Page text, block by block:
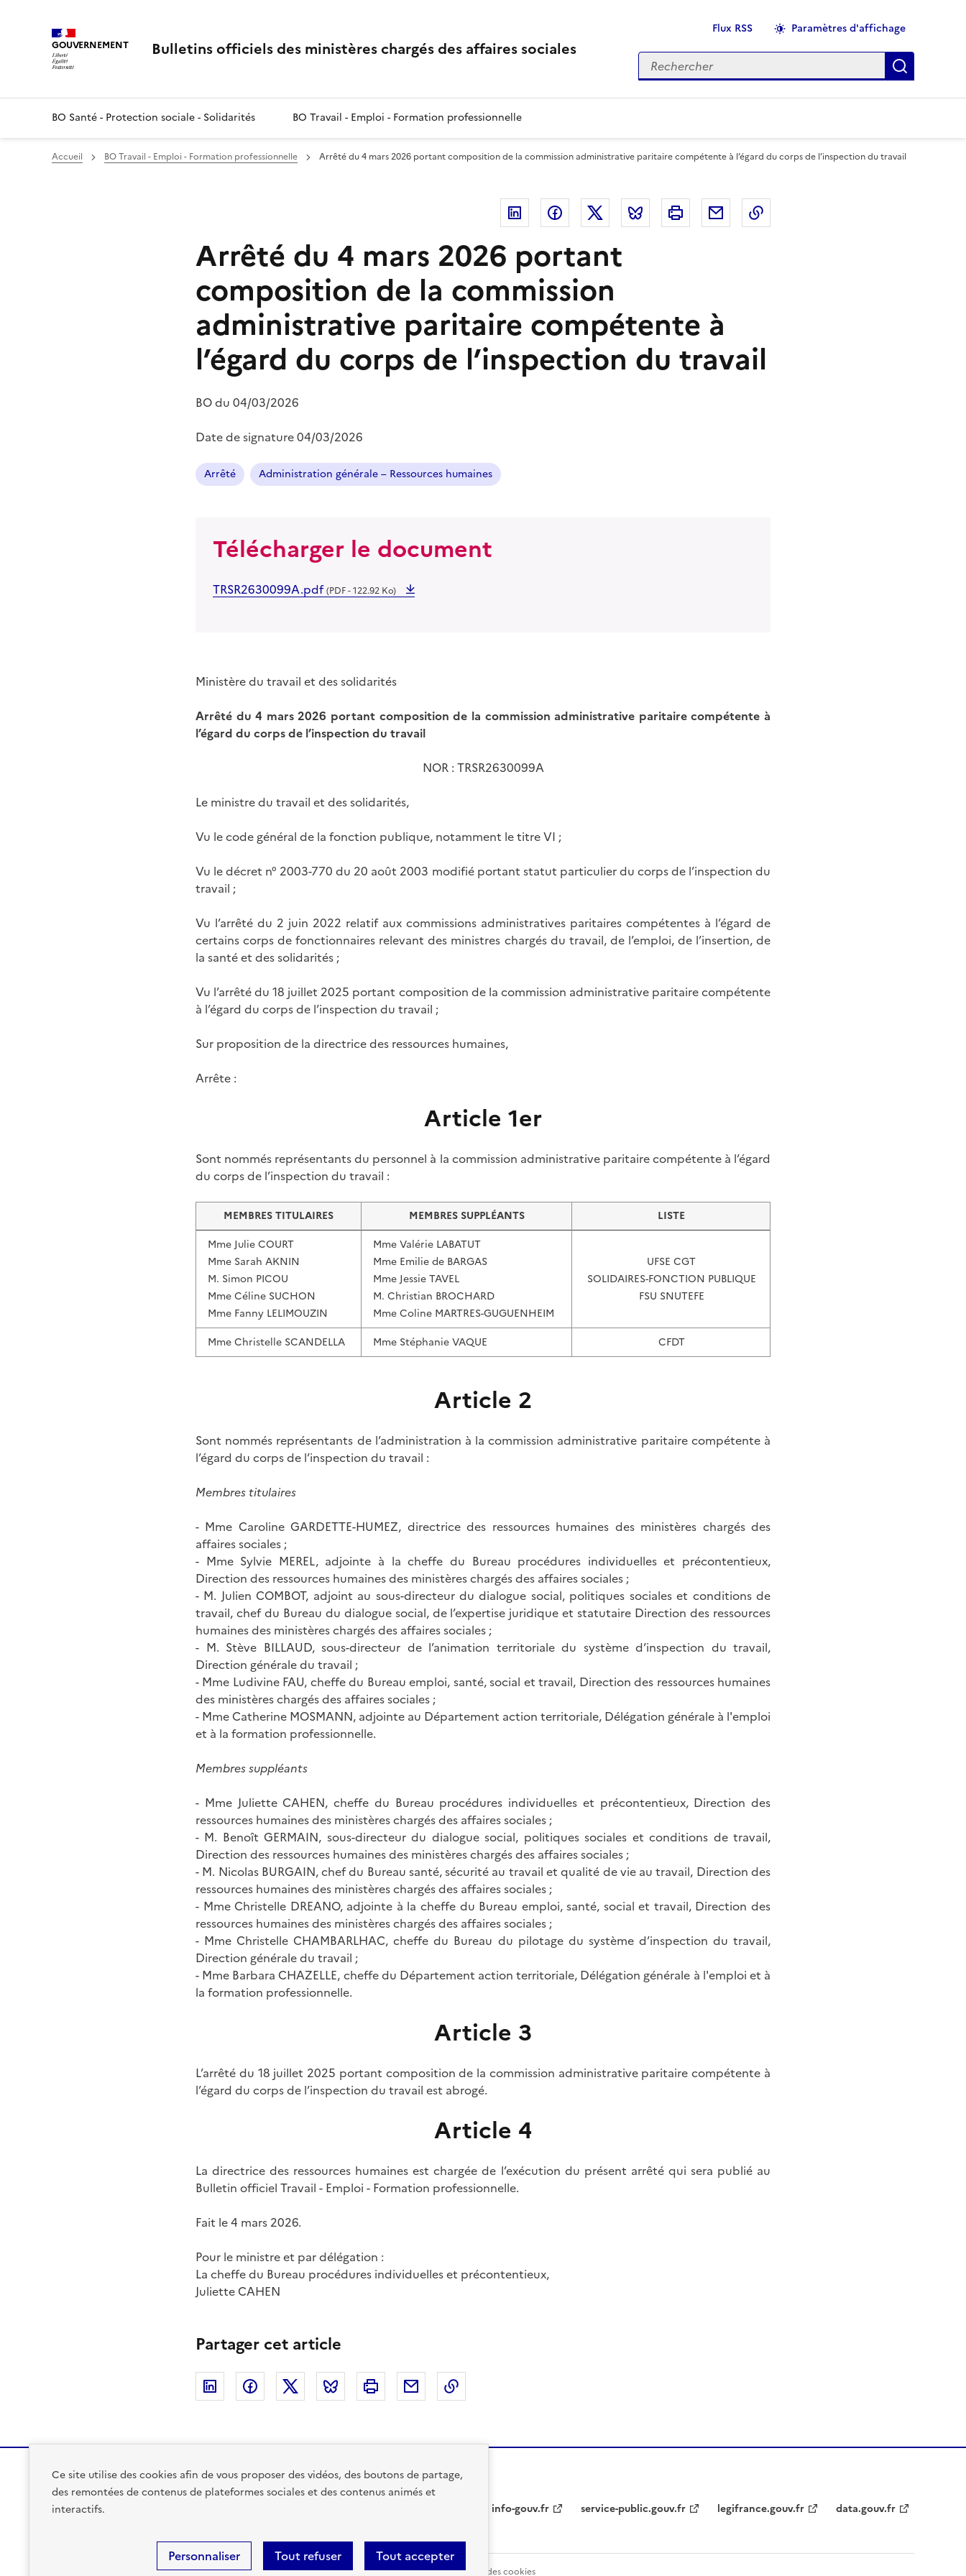
Ce site utilise des cookies afin de vous proposer des vidéos, des boutons de partage,
des remontées de contenus de plateformes sociales et des contenus animés et
interactifs.
Tout accepter
Tout refuser
Personnaliser
GOUVERNEMENT Bulletins officiels des ministères chargés des affaires sociales
Flux RSS Paramètres d'affichage
Rechercher
BO Santé - Protection sociale - Solidarités BO Travail - Emploi - Formation professionnelle
Accueil BO Travail - Emploi - Formation professionnelle Arrêté du 4 mars 2026 portant composition de la commission administrative paritaire compétente à l’égard du corps de l’inspection du travail
Linkedin FacebookTwitter Bluesky Imprimer Courriel
Arrêté du 4 mars 2026 portant
composition de la commission
administrative paritaire compétente à
l’égard du corps de l’inspection du travail
BO du 04/03/2026
Date de signature04/03/2026
Arrêté Administration générale – Ressources humaines
Télécharger le document
TRSR2630099A.pdf(PDF - 122.92 Ko)
Ministère du travail et des solidarités
Arrêté du 4 mars 2026 portant composition de la commission administrative paritaire compétente à
l’égard du corps de l’inspection du travail
NOR : TRSR2630099A
Le ministre du travail et des solidarités,
Vu le code général de la fonction publique, notamment le titre VI ;
Vu le décret n° 2003-770 du 20 août 2003 modifié portant statut particulier du corps de l’inspection du
travail ;
Vu l’arrêté du 2 juin 2022 relatif aux commissions administratives paritaires compétentes à l’égard de
certains corps de fonctionnaires relevant des ministres chargés du travail, de l’emploi, de l’insertion, de
la santé et des solidarités ;
Vu l’arrêté du 18 juillet 2025 portant composition de la commission administrative paritaire compétente
à l’égard du corps de l’inspection du travail ;
Sur proposition de la directrice des ressources humaines,
Arrête :
Article 1er
Sont nommés représentants du personnel à la commission administrative paritaire compétente à l’égard
du corps de l’inspection du travail :
MEMBRES TITULAIRES MEMBRES SUPPLÉANTS
LISTE
Mme Julie COURT
Mme Sarah AKNIN
M. Simon PICOU
Mme Céline SUCHON
Mme Fanny LELIMOUZIN
Mme Valérie LABATUT
Mme Emilie de BARGAS
Mme Jessie TAVEL
M. Christian BROCHARD
Mme Coline MARTRES-GUGUENHEIM
UFSE CGT
SOLIDAIRES-FONCTION PUBLIQUE
FSU SNUTEFE
Mme Christelle SCANDELLA Mme Stéphanie VAQUE CFDT
Article 2
Sont nommés représentants de l’administration à la commission administrative paritaire compétente à
l’égard du corps de l’inspection du travail :
Membres titulaires
- Mme Caroline GARDETTE-HUMEZ, directrice des ressources humaines des ministères chargés des
affaires sociales ;
- Mme Sylvie MEREL, adjointe à la cheffe du Bureau procédures individuelles et précontentieux,
Direction des ressources humaines des ministères chargés des affaires sociales ;
- M. Julien COMBOT, adjoint au sous-directeur du dialogue social, politiques sociales et conditions de
travail, chef du Bureau du dialogue social, de l’expertise juridique et statutaire Direction des ressources
humaines des ministères chargés des affaires sociales ;
- M. Stève BILLAUD, sous-directeur de l’animation territoriale du système d’inspection du travail,
Direction générale du travail ;
- Mme Ludivine FAU, cheffe du Bureau emploi, santé, social et travail, Direction des ressources humaines
des ministères chargés des affaires sociales ;
- Mme Catherine MOSMANN, adjointe au Département action territoriale, Délégation générale à l'emploi
et à la formation professionnelle.
Membres suppléants
- Mme Juliette CAHEN, cheffe du Bureau procédures individuelles et précontentieux, Direction des
ressources humaines des ministères chargés des affaires sociales ;
- M. Benoît GERMAIN, sous-directeur du dialogue social, politiques sociales et conditions de travail,
Direction des ressources humaines des ministères chargés des affaires sociales ;
- M. Nicolas BURGAIN, chef du Bureau santé, sécurité au travail et qualité de vie au travail, Direction des
ressources humaines des ministères chargés des affaires sociales ;
- Mme Christelle DREANO, adjointe à la cheffe du Bureau emploi, santé, social et travail, Direction des
ressources humaines des ministères chargés des affaires sociales ;
- Mme Christelle CHAMBARLHAC, cheffe du Bureau du pilotage du système d’inspection du travail,
Direction générale du travail ;
- Mme Barbara CHAZELLE, cheffe du Département action territoriale, Délégation générale à l'emploi et à
la formation professionnelle.
Article 3
L’arrêté du 18 juillet 2025 portant composition de la commission administrative paritaire compétente à
l’égard du corps de l’inspection du travail est abrogé.
Article 4
La directrice des ressources humaines est chargée de l’exécution du présent arrêté qui sera publié au
Bulletin officiel Travail - Emploi - Formation professionnelle.
Fait le 4 mars 2026.
Pour le ministre et par délégation :
La cheffe du Bureau procédures individuelles et précontentieux,
Juliette CAHEN
Partager cet article
Linkedin FacebookTwitter Bluesky Imprimer Courriel
GOUVERNEMENT
info-gouv.fr service-public.gouv.fr legifrance.gouv.fr data.gouv.fr
Accessibilité : partiellement conforme Cookies Mentions légales Gestion des cookies